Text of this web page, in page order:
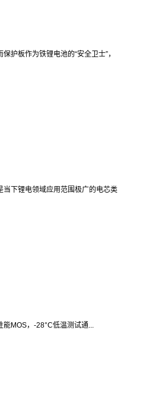
护板作为铁锂电池的“安全卫士”，
下锂电领域应用范围极广的电芯类
能MOS，-28°C低温测试通...